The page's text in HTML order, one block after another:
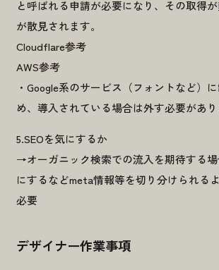
と呼ばれる申請が必要になり、その取得
が散見されます。
Cloudflare参考
AWS参考
・Google系のサービス（フォントなど）
め、導入されている場合は外す必要があ
5.SEOを気にするか
→オーガニック検索での流入を期待する
にするなどmeta情報等を切り分けられる
必要
デザイナー作業事項